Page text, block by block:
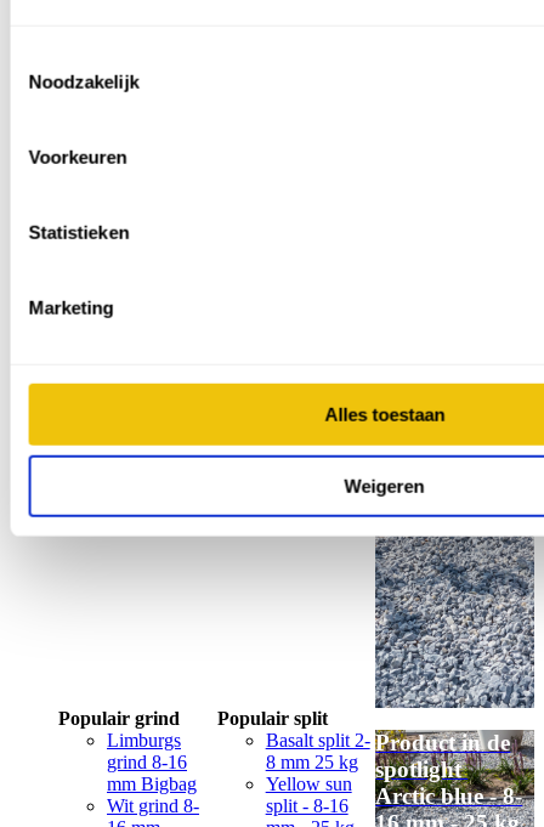
Noodzakelijk
Voorkeuren
Statistieken
Marketing
Alles toestaan
Weigeren
Bigbag
16 mm
Bigbag
split - 8-16
mm - 25 kg
spotlight
Arctic blue - 8-
Bekijk dit split
Populair grind
Limburgs
grind 8-16
mm Bigbag
Wit grind 8-
Populair split
Basalt split 2-
8 mm 25 kg
Yellow sun
split - 8-16
Product in de
spotlight
Arctic blue - 8-